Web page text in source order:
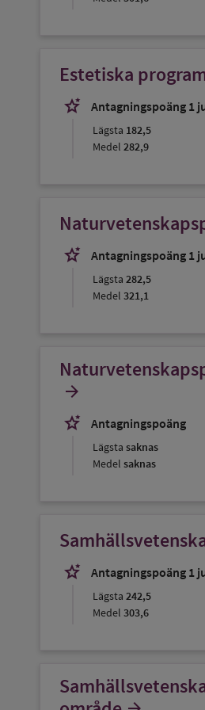
Estetiska
stars_2
Antagningspoäng 1
Lägsta 182,5
Medel 282,9
stars_2
Antagningspoäng 1
Lägsta 282,5
Medel 321,1
arrow_forward
stars_2
Antagningspoäng
Lägsta saknas
Medel saknas
stars_2
Antagningspoäng 1
Lägsta 242,5
Medel 303,6